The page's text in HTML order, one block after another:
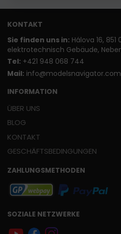
KONTAKT
Sie finden uns in: Hálova 16, 851
elektrotechnisch Gebäude,
Tel: +421 948 068 744
Mail: info@modelsnavigator.com
INFORMATION
ÜBER UNS
BLOG
KONTAKT
GESCHÄFTSBEDINGUNGEN
ZAHLUNGSMETHODEN
SOZIALE NETZWERKE